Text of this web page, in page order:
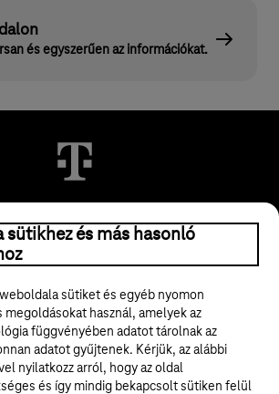
és egyszerűen az információkat.
Nyrt.
sütikhez és más hasonló
sütiket és egyéb nyomon
megoldásokat használ, amelyek az
függvényében adatot tárolnak az
adatot gyűjtenek. Kérjük, az alábbi
nyilatkozz arról, hogy az oldal
és így mindig bekapcsolt sütiken felül